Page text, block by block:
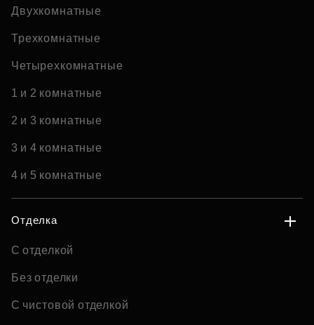
Двухкомнатные
Трехкомнатные
Четырехкомнатные
1 и 2 комнатные
2 и 3 комнатные
3 и 4 комнатные
4 и 5 комнатные
Отделка
С отделкой
Без отделки
С чистовой отделкой